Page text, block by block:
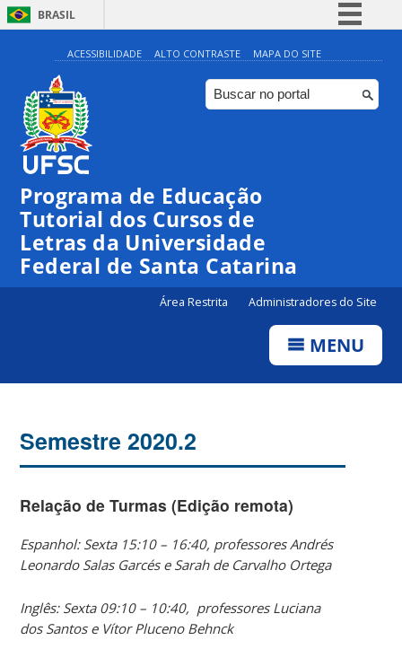
BRASIL
Simplifique!
Comunica BR
Participe
ACESSIBILIDADE ALTO CONTRASTE MAPA DO SITE
Programa de Educação
Tutorial dos Cursos de
Letras da Universidade
Federal de Santa Catarina
Área Restrita Administradores do Site
MENU
Semestre 2020.2
Relação de Turmas (Edição remota)
Espanhol: Sexta 15:10 – 16:40, professores Andrés
Leonardo Salas Garcés e Sarah de Carvalho Ortega
Inglês: Sexta 09:10 – 10:40, professores Luciana
dos Santos e Vítor Pluceno Behnck